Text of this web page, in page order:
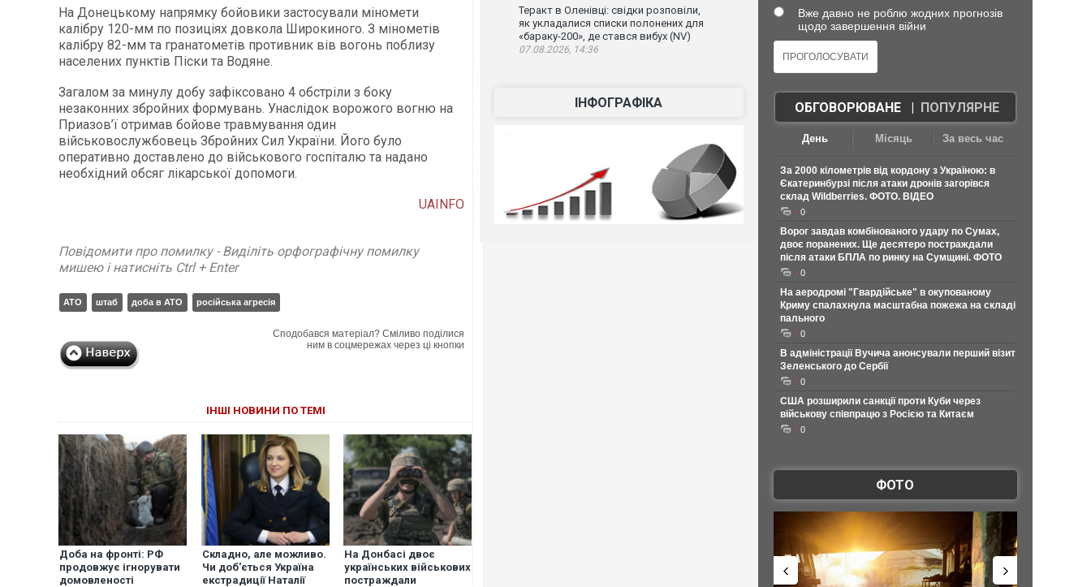
На Донецькому напрямку бойовики застосували міномети
калібру 120-мм по позиціях довкола Широкиного. З мінометів
калібру 82-мм та гранатометів противник вів вогонь поблизу
населених пунктів Піски та Водяне.
Загалом за минулу добу зафіксовано 4 обстріли з боку
незаконних збройних формувань. Унаслідок ворожого вогню на
Приазов’ї отримав бойове травмування один
військовослужбовець Збройних Сил України. Його було
оперативно доставлено до військового госпіталю та надано
необхідний обсяг лікарської допомоги.
UAINFO
Повідомити про помилку - Виділіть орфографічну помилку
мишею і натисніть Ctrl + Enter
АТО штаб доба в АТО російська агресія
Сподобався матеріал? Сміливо поділися
ним в соцмережах через ці кнопки
ІНШІ НОВИНИ ПО ТЕМІ
Доба на фронті: РФ
продовжує ігнорувати
домовленості
Складно, але можливо.
Чи доб'ється Україна
екстрадиції Наталії
На Донбасі двоє
українських військових
постраждали
Теракт в Оленівці: свідки розповіли,
як укладалися списки полонених для
«бараку-200», де стався вибух (NV)
07.08.2026, 14:36
ІНФОГРАФІКА
Вже давно не роблю жодних прогнозів
щодо завершення війни
ОБГОВОРЮВАНЕ| ПОПУЛЯРНЕ
День Місяць За весь час
За 2000 кілометрів від кордону з Україною: в
Єкатеринбурзі після атаки дронів загорівся
склад Wildberries. ФОТО. ВІДЕО
0
Ворог завдав комбінованого удару по Сумах,
двоє поранених. Ще десятеро постраждали
після атаки БПЛА по ринку на Сумщині. ФОТО
0
На аеродромі "Гвардійське" в окупованому
Криму спалахнула масштабна пожежа на складі
пального
0
В адміністрації Вучича анонсували перший візит
Зеленського до Сербії
0
США розширили санкції проти Куби через
військову співпрацю з Росією та Китаєм
0
ФОТО